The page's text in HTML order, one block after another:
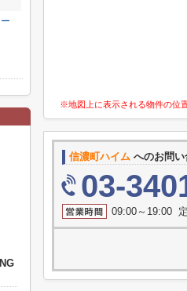
※地図上に表示される物件の位
信濃町ハイム へのお問
03-
09:00～19:00